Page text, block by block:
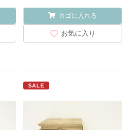
カゴに入れる
お気に入り
SALE